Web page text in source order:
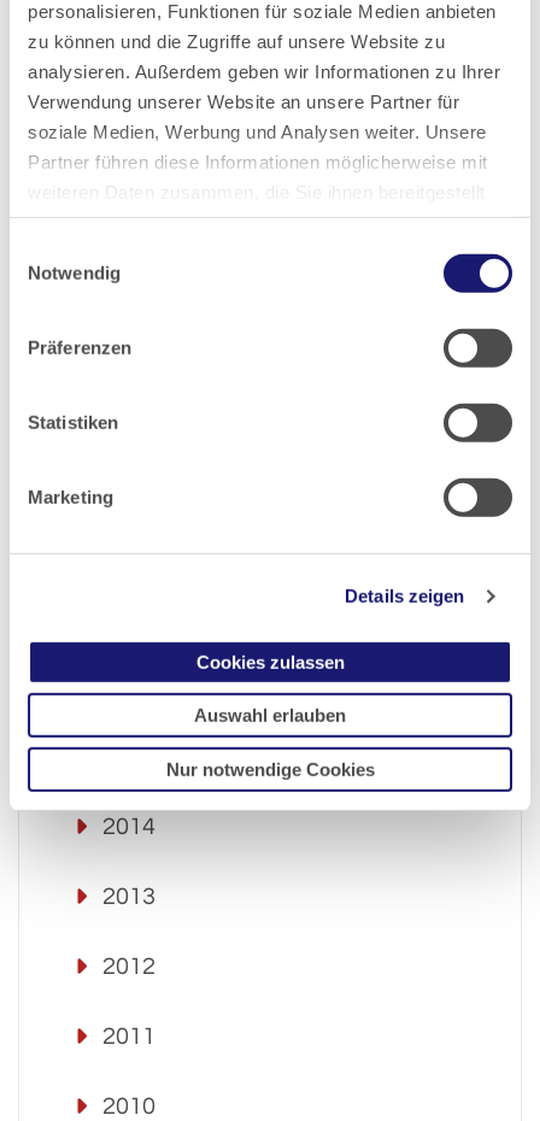
personalisieren, Funktionen für soziale Medien anbieten
zu können und die Zugriffe auf unsere Website zu
analysieren. Außerdem geben wir Informationen zu Ihrer
Verwendung unserer Website an unsere Partner für
soziale Medien, Werbung und Analysen weiter. Unsere
Partner führen diese Informationen möglicherweise mit
weiteren Daten zusammen, die Sie ihnen bereitgestellt
haben oder die sie im Rahmen Ihrer Nutzung der Dienste
Notwendig
Präferenzen
Statistiken
Marketing
Details zeigen
Cookies zulassen
Auswahl erlauben
Nur notwendige Cookies
2024
2022
2021
2018
2016
2015
2014
2013
2012
2011
2010